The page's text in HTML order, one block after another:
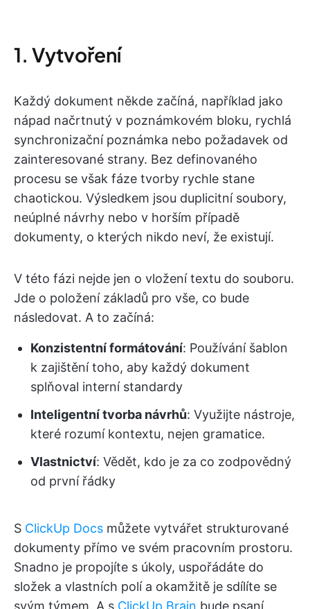
1. Vytvoření
Každý dokument někde začíná, například jako
nápad načrtnutý v poznámkovém bloku, rychlá
synchronizační poznámka nebo požadavek od
zainteresované strany. Bez definovaného
procesu se však fáze tvorby rychle stane
chaotickou. Výsledkem jsou duplicitní soubory,
neúplné návrhy nebo v horším případě
dokumenty, o kterých nikdo neví, že existují.
V této fázi nejde jen o vložení textu do souboru.
Jde o položení základů pro vše, co bude
následovat. A to začíná:
Konzistentní formátování: Používání šablon
k zajištění toho, aby každý dokument
splňoval interní standardy
Inteligentní tvorba návrhů: Využijte nástroje,
které rozumí kontextu, nejen gramatice.
Vlastnictví: Vědět, kdo je za co zodpovědný
od první řádky
S ClickUp Docs můžete vytvářet strukturované
dokumenty přímo ve svém pracovním prostoru.
Snadno je propojíte s úkoly, uspořádáte do
složek a vlastních polí a okamžitě je sdílíte se
svým týmem. A s ClickUp Brain bude psaní